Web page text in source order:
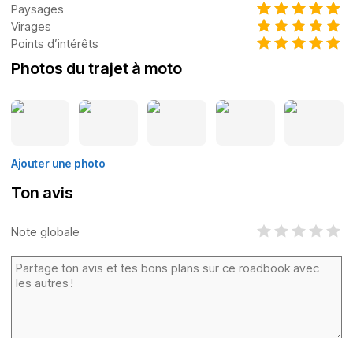
Paysages
Virages
Points d’intérêts
Photos du trajet à moto
Ajouter une photo
Ton avis
Note globale